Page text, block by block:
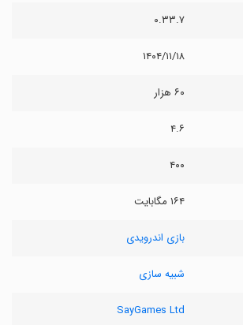
۰.۳۳.۷
۱۴۰۴/۱۱/۱۸
۶۰ هزار
۴.۶
۴۰۰
۱۶۴ مگابایت
بازی اندرویدی
شبیه سازی
SayGames Ltd